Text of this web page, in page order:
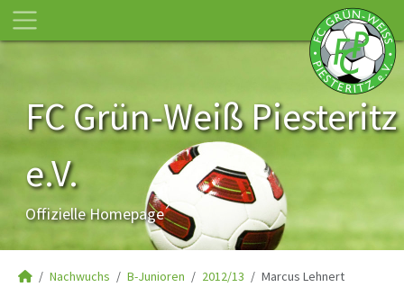
FC Grün-Weiß Piesteritz
e.V.
Offizielle Homepage
Nachwuchs B-Junioren 2012/13 Marcus Lehnert